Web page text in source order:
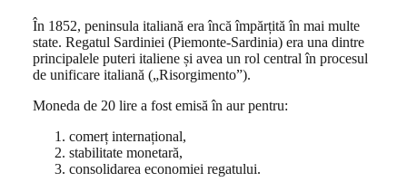
În 1852, peninsula italiană era încă împărțită în mai multe
state. Regatul Sardiniei (Piemonte-Sardinia) era una dintre
principalele puteri italiene și avea un rol central în procesul
de unificare italiană („Risorgimento”).
Moneda de 20 lire a fost emisă în aur pentru:
comerț internațional,
stabilitate monetară,
consolidarea economiei regatului.